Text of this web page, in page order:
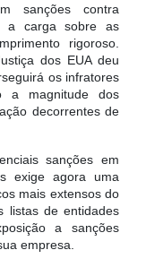
sanções contra
a carga sobre as
rigoroso.
dos EUA deu
os infratores
a magnitude dos
decorrentes de
sanções em
exige agora uma
mais extensos do
listas de entidades
a sanções
empresa.